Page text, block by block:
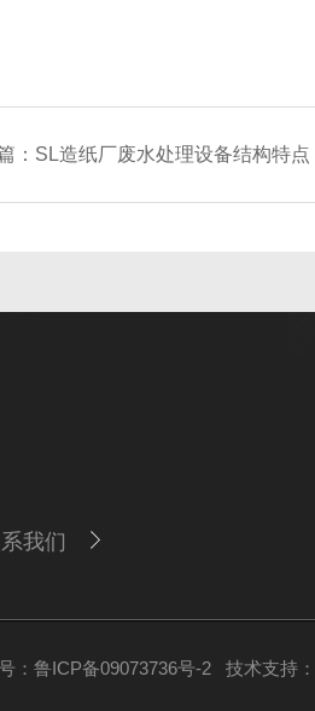
： SL造纸厂废水处理设备结构特点
我们
：鲁ICP备09073736号-2 技术支持：